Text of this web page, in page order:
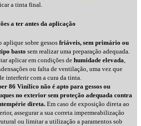
a tinta final.
a ter antes da aplicação
aplique sobre gessos friáveis, sem primário ou
basto sem realizar uma preparação adequada.
aplicar em condições de humidade elevada,
ou falta de ventilação, uma vez que
interferir com a cura da tinta.
86 Vinílico não é apto para gessos ou
no exterior sem proteção adequada contra
direta.Em caso de exposição direta ao
assegurar a sua correta impermeabilização
ou limitar a utilização a paramentos sob